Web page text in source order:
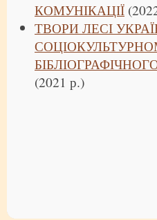
КОМУНІКАЦІЇ
ТВОРИ ЛЕСІ
(2021 р.)